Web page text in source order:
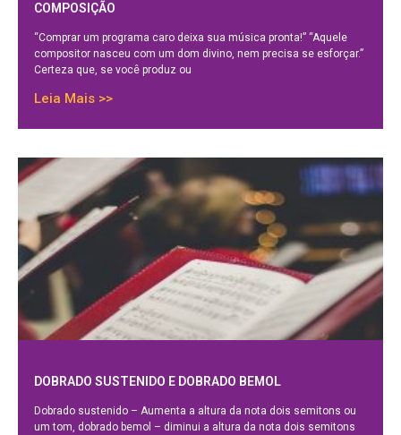
COMPOSIÇÃO
“Comprar um programa caro deixa sua música pronta!” “Aquele
compositor nasceu com um dom divino, nem precisa se esforçar.”
Certeza que, se você produz ou
Leia Mais >>
DOBRADO SUSTENIDO E DOBRADO BEMOL
Dobrado sustenido – Aumenta a altura da nota dois semitons ou
um tom, dobrado bemol – diminui a altura da nota dois semitons